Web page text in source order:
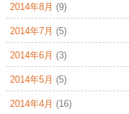
2014年8月 (9)
2014年7月 (5)
2014年6月 (3)
2014年5月 (5)
2014年4月 (16)